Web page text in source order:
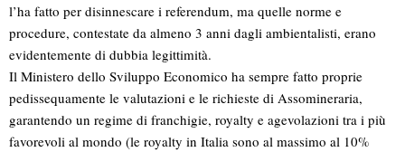
l’ha fatto per disinnescare i referendum, ma quelle norme e
procedure, contestate da almeno 3 anni dagli ambientalisti, erano
evidentemente di dubbia legittimità.
Il Ministero dello Sviluppo Economico ha sempre fatto proprie
pedissequamente le valutazioni e le richieste di Assomineraria,
garantendo un regime di franchigie, royalty e agevolazioni tra i più
favorevoli al mondo (le royalty in Italia sono al massimo al 10%